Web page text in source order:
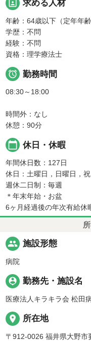
portrait 求める人材
年齢：64歳以下（定年年齢
学歴：不問
経験：不問
資格：理学療法士
 勤務時間
08:30～18:00
時間外：なし
休憩：90分
calendar_today 休日・休暇
年間休日数：127日
休日：土曜日，日曜日，
週休二日制：毎週
＊年末年始・お盆
6ヶ月経過後の年次有給休
people 施設形態
病院
person_pin 勤務先・施設名
医療法人キラキラ会 松田
place 所在地
〒912-0026 福井県大野市